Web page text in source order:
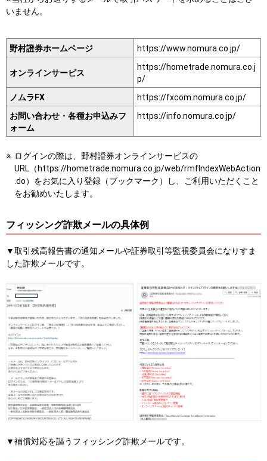
いません。
野村證券ホームページ https://www.nomura.co.jp/
オンラインサービス
https://hometrade.nomura.co.j
p/
ノムラFX
https://fxcom.nomura.co.jp/
お問い合わせ・各種お申込みフ
ォーム
https://info.nomura.co.jp/
ログインの際は、野村證券オンラインサービスの
URL（https://hometrade.nomura.co.jp/web/rmfIndexWebAction
.do）をお気に入り登録（ブックマーク）し、ご利用いただくこと
をお勧めいたします。
フィッシング詐欺メールの具体例
▼取引残高報告書の通知メールや証券取引等監視委員会になりすま
した詐欺メールです。
▼補償対応を謳うフィッシング詐欺メールです。